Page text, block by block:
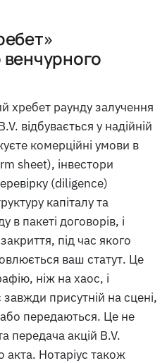
венчурного
хребет раунду залучення
відбувається у надійній
комерційні умови в
sheet), інвестори
(diligence)
капіталу та
в пакеті договорів, і
під час якого
ваш статут. Це
ніж на хаос, і
присутній на сцені,
передаються. Це не
передача акцій B.V.
акта. Нотаріус також